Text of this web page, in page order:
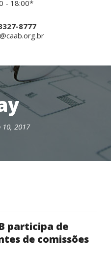
- 18:00*
8777
10, 2017
participa de
de comissões